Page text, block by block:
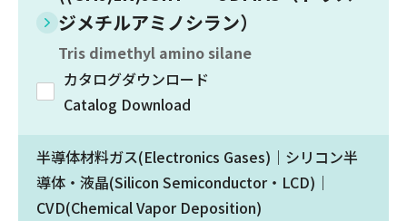
ジメチルアミノシラン）
Tris dimethyl amino silane
カタログダウンロード
Catalog Download
半導体材料ガス(Electronics Gases)｜シリコン半
導体・液晶(Silicon Semiconductor・LCD)｜
CVD(Chemical Vapor Deposition)